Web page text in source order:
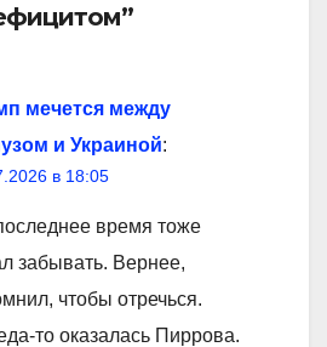
мечется между
и Украиной:
в 18:05
время тоже
забывать. Вернее,
чтобы отречься.
то оказалась Пиррова.